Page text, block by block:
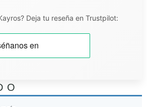
Deja tu reseña en Trustpilot: